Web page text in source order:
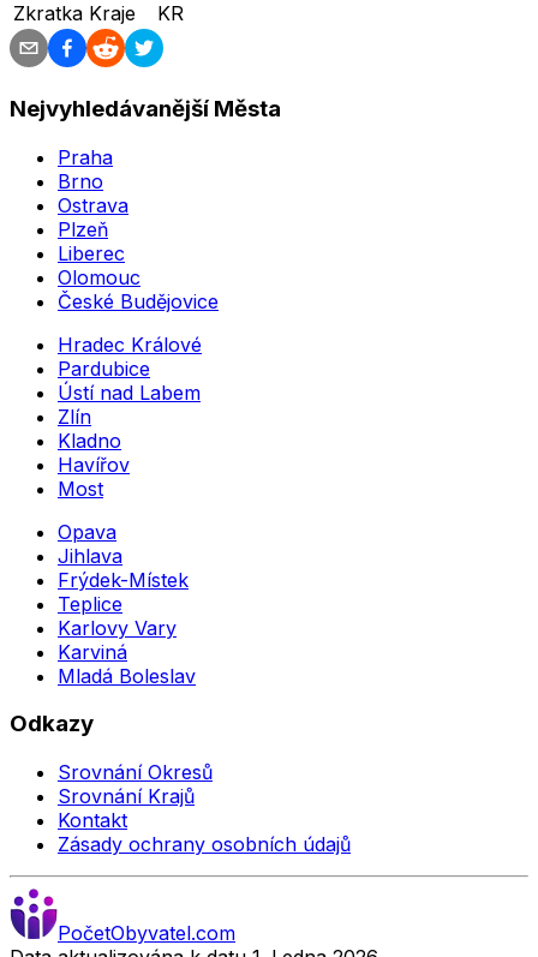
Zkratka Kraje
KR
Nejvyhledávanější Města
Praha
Brno
Ostrava
Plzeň
Liberec
Olomouc
České Budějovice
Hradec Králové
Pardubice
Ústí nad Labem
Zlín
Kladno
Havířov
Most
Opava
Jihlava
Frýdek-Místek
Teplice
Karlovy Vary
Karviná
Mladá Boleslav
Odkazy
Srovnání Okresů
Srovnání Krajů
Kontakt
Zásady ochrany osobních údajů
PočetObyvatel.com